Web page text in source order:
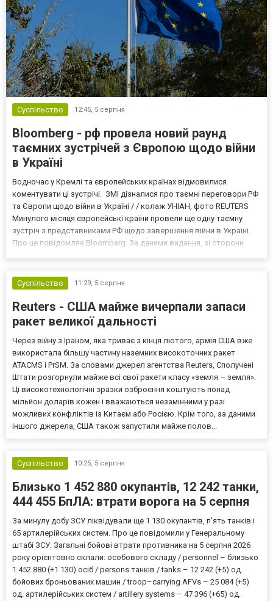
Суспільство 12:45, 5 серпня
Bloomberg - рф провела новий раунд
таємних зустрічей з Європою щодо війни
в Україні
Водночас у Кремлі та європейських країнах відмовилися
коментувати ці зустрічі. ЗМІ дізналися про таємні переговори РФ
та Європи щодо війни в Україні / / колаж УНІАН, фото REUTERS
Минулого місяця європейські країни провели ще одну таємну
зустріч з представниками РФ щодо завершення війни в Україні.
Про це повідомляє Bloomberg. За даними видання, зі сторони
Суспільство
11:29, 5 серпня
Reuters - США майже вичерпали запаси
ракет великої дальності
Через війну з Іраном, яка триває з кінця лютого, армія США вже
використала більшу частину наземних високоточних ракет
ATACMS і PrSM. За словами джерел агентства Reuters, Сполучені
Штати розгорнули майже всі свої ракети класу «земля – земля».
Ці високотехнологічні зразки озброєння коштують понад
мільйон доларів кожен і вважаються незамінними у разі
можливих конфліктів із Китаєм або Росією. Крім того, за даними
іншого джерела, США також запустили майже полов...
Суспільство 10:25, 5 серпня
Близько 1 452 880 окупантів, 12 242 танки,
444 455 БпЛА: втрати ворога на 5 серпня
За минулу добу ЗСУ ліквідували ще 1 130 окупантів, пʼять танків і
65 артилерійських систем. Про це повідомили у Генеральному
штабі ЗСУ. Загальні бойові втрати противника на 5 серпня 2026
року орієнтовно склали: особового складу / personnel – близько
1 452 880 (+1 130) осіб / persons танків / tanks – 12 242 (+5) од.
бойових броньованих машин / troop–carrying AFVs – 25 084 (+5)
од. артилерійських систем / artillery systems – 47 396 (+65) од.